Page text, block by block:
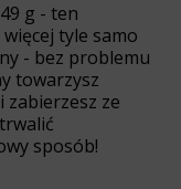
g - ten
tyle samo
- bez problemu
towarzysz
zabierzesz ze
sposób!